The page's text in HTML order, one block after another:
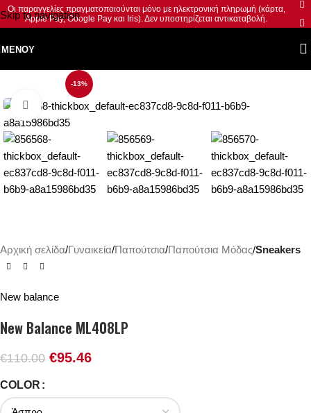
Skip to navigation
Skip to main content
Οι παραγγελίες πραγματοποιούνται μόνο με ηλεκτρονική πληρωμή (κάρτα,
Apple Pay, Google Pay και Iris). Δεν υποστηρίζεται αντικαταβολή.
ΜΕΝΟΎ
-13%
Κλικ για μεγέθυνση
Αρχική σελίδα Γυναικεία Παπούτσια Παπούτσια Μόδας Sneakers
New balance
New Balance ML408LP
€110.00 €95.46
COLOR